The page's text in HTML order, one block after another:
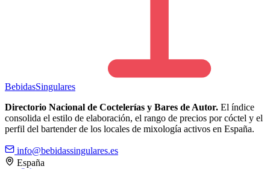
BebidasSingulares
Directorio Nacional de Coctelerías y Bares de Autor. El índice
consolida el estilo de elaboración, el rango de precios por cóctel y el
perfil del bartender de los locales de mixología activos en España.
info@bebidassingulares.es
España